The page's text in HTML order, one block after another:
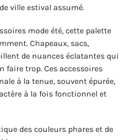
ville estival assumé.
mode été, cette palette
Chapeaux, sacs,
de nuances éclatantes qui
faire trop. Ces accessoires
à la tenue, souvent épurée,
à la fois fonctionnel et
des couleurs phares et de